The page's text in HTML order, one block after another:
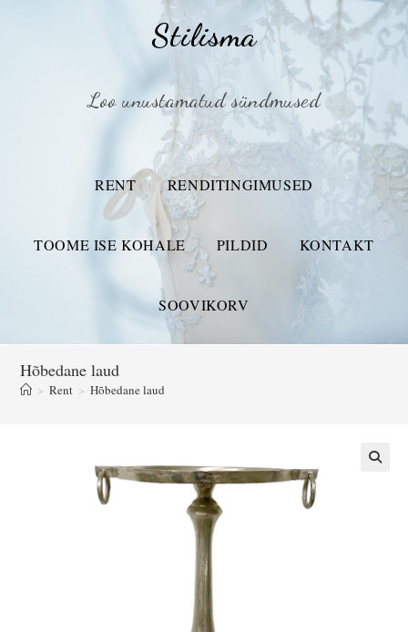
Stilisma
Loo unustamatud sündmused
RENT RENDITINGIMUSED
TOOME ISE KOHALE PILDID KONTAKT
SOOVIKORV
Hõbedane laud
> Rent > Hõbedane laud